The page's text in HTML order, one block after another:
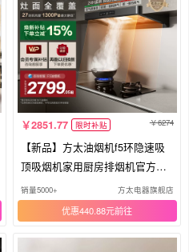
2851.77 限时补贴 6274
【新品】方太油烟机f5环隐速吸
顶吸烟机家用厨房排烟机官方旗
舰店
销量5000+ 方太电器旗舰店
优惠440.88元